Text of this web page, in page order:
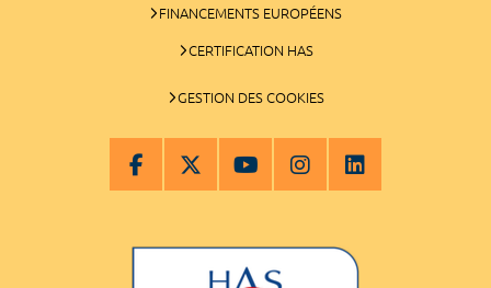
FINANCEMENTS EUROPÉENS
CERTIFICATION HAS
GESTION DES COOKIES